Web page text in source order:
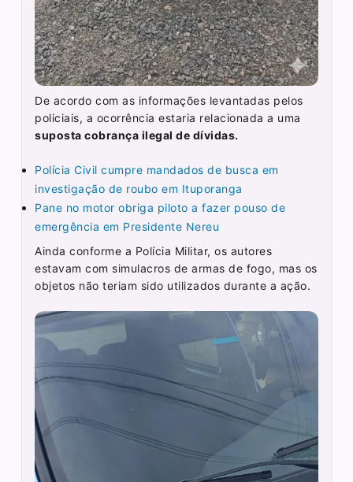
De acordo com as informações levantadas pelos
policiais, a ocorrência estaria relacionada a uma
suposta cobrança ilegal de dívidas.
Polícia Civil cumpre mandados de busca em
investigação de roubo em Ituporanga
Pane no motor obriga piloto a fazer pouso de
emergência em Presidente Nereu
Ainda conforme a Polícia Militar, os autores
estavam com simulacros de armas de fogo, mas os
objetos não teriam sido utilizados durante a ação.